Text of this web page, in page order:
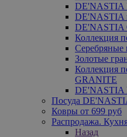
DE'NASTIA
DE'NASTIA
DE'NASTIA
Коллекция
Серебряные
Золотые
Коллекция
GRANITE
DE'NASTIA
Посуда
Ковры от 699 руб
Распродажа.
Назад